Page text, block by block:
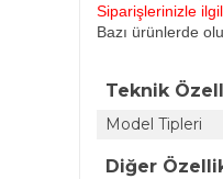
Siparişlerinizle
Bazı ürünlerde
Teknik
Model Tipleri
Diğer